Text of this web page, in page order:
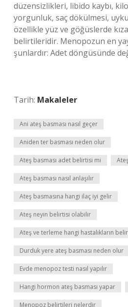
düzensizlikleri, libido kaybı, kilo
yorgunluk, saç dökülmesi,
özellikle yüz ve göğüslerde
belirtileridir. Menopozun en
şunlardır: Adet döngüsünde
Tarih: Makaleler
Ani ateş basması nasıl geçer
Aniden ter basması neden olur
Ateş basması adet belirtisi mi
Ateş basması nasıl anlaşılır
Ateş basmasına hangi ilaç iyi gelir
Ateş neyin belirtisi olabilir
Ateş ve terleme hangi hastalıkların
Durduk yere ateş basması neden olur
Evde menopoz testi nasıl yapılır
Hangi hormon ateş basması yapar
Menopoz belirtileri nelerdir